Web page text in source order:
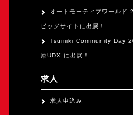
オートモーティブワール
ビッグサイトに出展！
Tsumiki Community Day
原UDX に出展！
求人
求人申込み